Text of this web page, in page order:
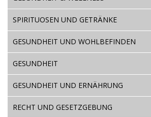
SPIRITUOSEN UND GETRÄNKE
GESUNDHEIT UND WOHLBEFINDEN
GESUNDHEIT
GESUNDHEIT UND ERNÄHRUNG
RECHT UND GESETZGEBUNG